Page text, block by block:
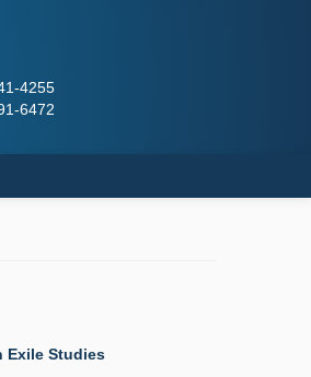
4255
6472
Exile Studies